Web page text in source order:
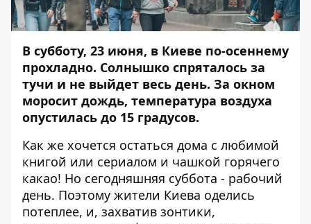
В субботу, 23 июня, в Киеве по-осеннему
прохладно. Солнышко спряталось за
тучи и не выйдет весь день. За окном
моросит дождь, температура воздуха
опустилась до 15 градусов.
Как же хочется остаться дома с любимой
книгой или сериалом и чашкой горячего
какао! Но сегодняшняя суббота - рабочий
день. Поэтому жители Киева оделись
потеплее, и, захватив зонтики,